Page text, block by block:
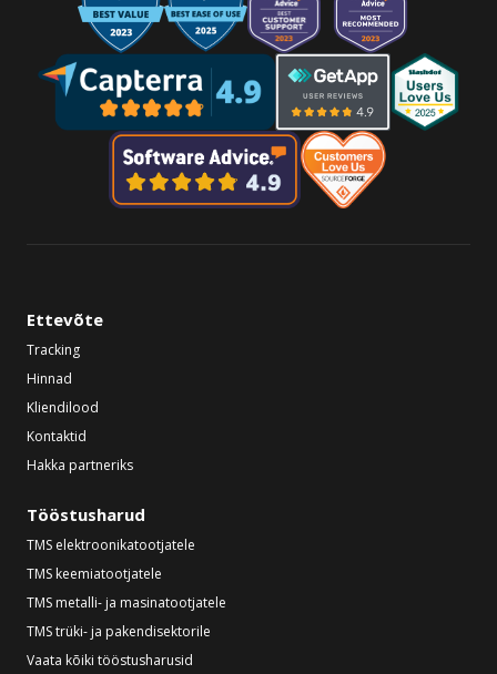
Ettevõte
Tracking
Hinnad
Kliendilood
Kontaktid
Hakka partneriks
Tööstusharud
TMS elektroonikatootjatele
TMS keemiatootjatele
TMS metalli- ja masinatootjatele
TMS trüki- ja pakendisektorile
Vaata kõiki tööstusharusid